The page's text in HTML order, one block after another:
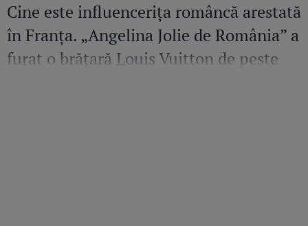
Cine este influencerița româncă arestată
în Franța. „Angelina Jolie de România” a
furat o brățară Louis Vuitton de peste